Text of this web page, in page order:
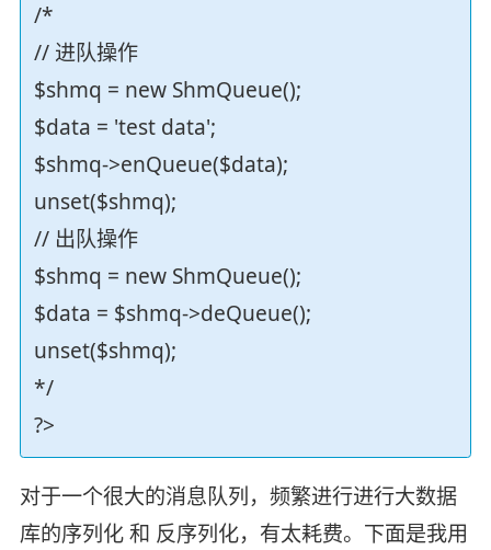
/*
// 进队操作
$shmq = new ShmQueue();
$data = 'test data';
$shmq->enQueue($data);
unset($shmq);
// 出队操作
$shmq = new ShmQueue();
$data = $shmq->deQueue();
unset($shmq);
*/
?>
对于一个很大的消息队列，频繁进行进行大数据
库的序列化 和 反序列化，有太耗费。下面是我用